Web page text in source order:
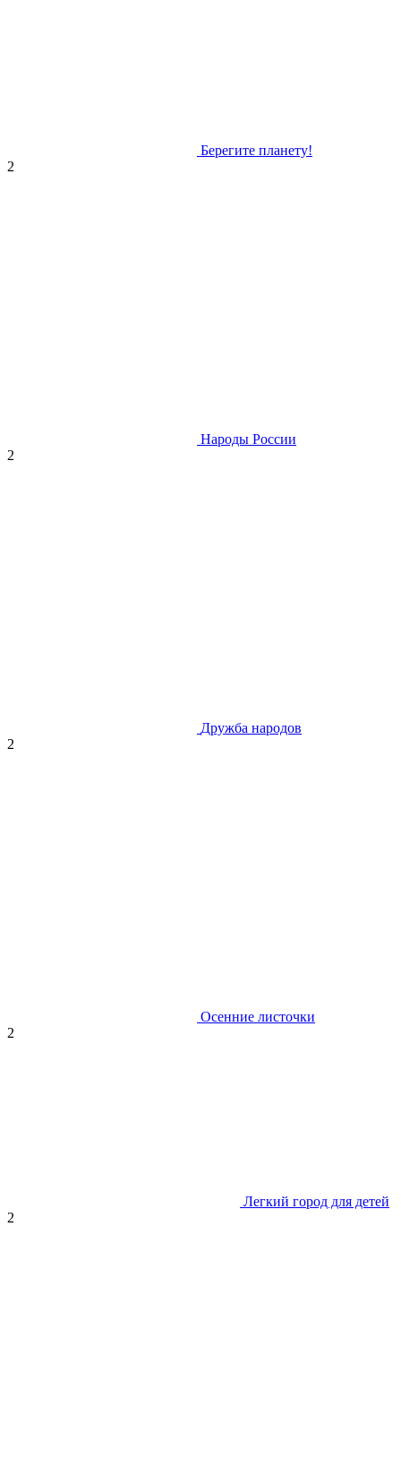
Берегите планету!
2
Народы России
2
Дружба народов
2
Осенние листочки
2
Легкий город для детей
2